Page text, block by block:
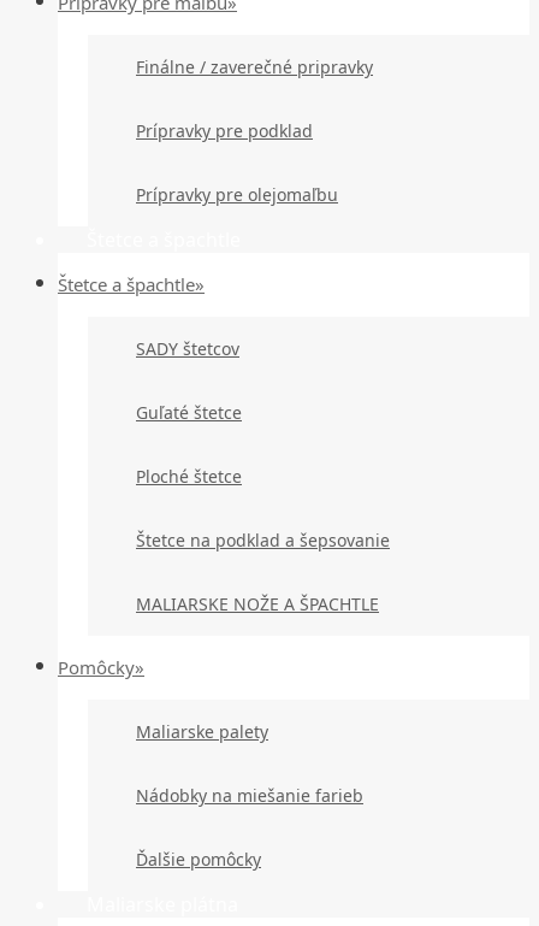
Finálne / zaverečné pripravky
Prípravky pre podklad
Prípravky pre olejomaľbu
Štetce a špachtle»
SADY štetcov
Guľaté štetce
Ploché štetce
Štetce na podklad a šepsovanie
MALIARSKE NOŽE A ŠPACHTLE
Pomôcky»
Maliarske palety
Nádobky na miešanie farieb
Ďalšie pomôcky